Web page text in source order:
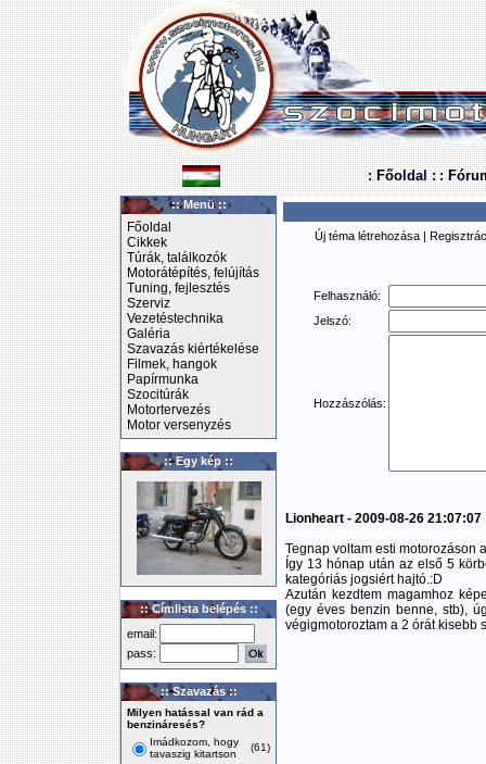
: Főoldal : :
:: Menü ::
Főoldal
Cikkek
Túrák, találkozók
Motorátépítés, felújítás
Tuning, fejlesztés
Szerviz
Vezetéstechnika
Galéria
Szavazás kiértékelése
Filmek, hangok
Papírmunka
Szocitúrák
Motortervezés
Motor versenyzés
:: Egy kép ::
:: Címlista belépés ::
email:
pass:
:: Szavazás ::
Milyen hatással van rád a
benzináresés?
Imádkozom, hogy
tavaszig kitartson
(61)
Új téma létrehozása |
Felhasználó:
Jelszó:
Hozzászólás:
Lionheart - 2009-08-26 21:07:07
Tegnap voltam esti motorozáson
Így 13 hónap után az első 5
kategóriás jogsiért hajtó.:D
Azután kezdtem magamhoz
(egy éves benzin benne, stb),
végigmotoroztam a 2 órát kisebb